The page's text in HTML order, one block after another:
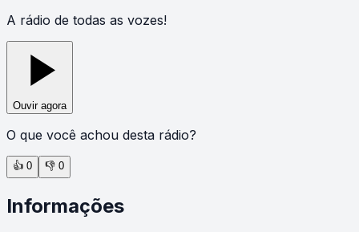
A rádio de todas as vozes!
Ouvir agora
O que você achou desta rádio?
👍 0 👎 0
Informações